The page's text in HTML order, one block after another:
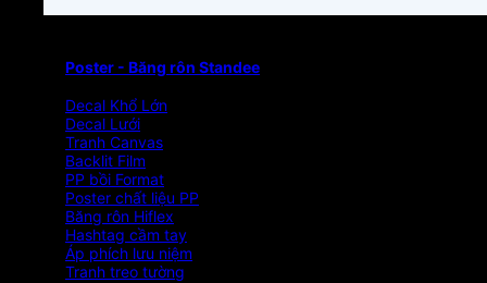
Poster - Băng rôn Standee
Decal Khổ Lớn
Decal Lưới
Tranh Canvas
Backlit Film
PP bồi Format
Poster chất liệu PP
Băng rôn Hiflex
Hashtag cầm tay
Áp phích lưu niệm
Tranh treo tường